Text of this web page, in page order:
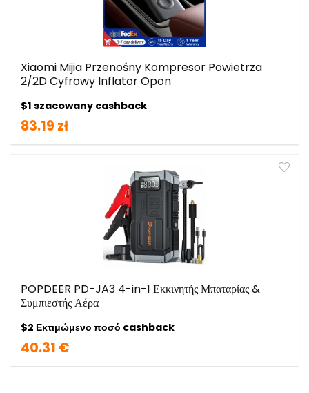
Xiaomi Mijia Przenośny Kompresor Powietrza
2/2D Cyfrowy Inflator Opon
$1 szacowany cashback
83.19 zł
POPDEER PD-JA3 4-in-1 Εκκινητής Μπαταρίας &
Συμπιεστής Αέρα
$2 Εκτιμώμενο ποσό cashback
40.31 €